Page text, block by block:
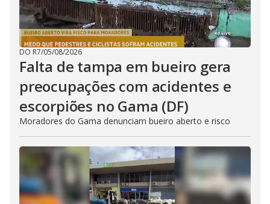
DO R7/05/08/2026
Falta de tampa em bueiro gera
preocupações com acidentes e
escorpiões no Gama (DF)
Moradores do Gama denunciam bueiro aberto e risco